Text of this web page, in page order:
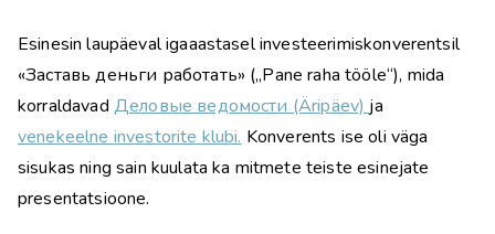
Esinesin laupäeval igaaastasel investeerimiskonverentsil
«Заставь деньги работать» („Pane raha tööle“), mida
korraldavad Деловые ведомости (Äripäev) ja
venekeelne investorite klubi. Konverents ise oli väga
sisukas ning sain kuulata ka mitmete teiste esinejate
presentatsioone.